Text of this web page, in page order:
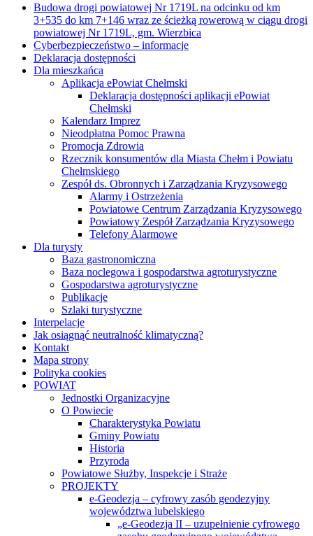
Budowa drogi powiatowej Nr 1719L na odcinku od km
3+535 do km 7+146 wraz ze ścieżką rowerową w ciągu drogi
powiatowej Nr 1719L, gm. Wierzbica
Cyberbezpieczeństwo – informacje
Deklaracja dostępności
Dla mieszkańca
Aplikacja ePowiat Chełmski
Deklaracja dostępności aplikacji ePowiat
Chełmski
Kalendarz Imprez
Nieodpłatna Pomoc Prawna
Promocja Zdrowia
Rzecznik konsumentów dla Miasta Chełm i Powiatu
Chełmskiego
Zespół ds. Obronnych i Zarządzania Kryzysowego
Alarmy i Ostrzeżenia
Powiatowe Centrum Zarządzania Kryzysowego
Powiatowy Zespół Zarządzania Kryzysowego
Telefony Alarmowe
Dla turysty
Baza gastronomiczna
Baza noclegowa i gospodarstwa agroturystyczne
Gospodarstwa agroturystyczne
Publikacje
Szlaki turystyczne
Interpelacje
Jak osiągnąć neutralność klimatyczną?
Kontakt
Mapa strony
Polityka cookies
POWIAT
Jednostki Organizacyjne
O Powiecie
Charakterystyka Powiatu
Gminy Powiatu
Historia
Przyroda
Powiatowe Służby, Inspekcje i Straże
PROJEKTY
e-Geodezja – cyfrowy zasób geodezyjny
województwa lubelskiego
„e-Geodezja II – uzupełnienie cyfrowego